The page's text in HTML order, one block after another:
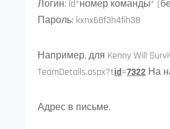
Логин: id*номер команды*
Пароль: kxnx68f3h4fih38
Например, для Kenny Will
TeamDetails.aspx?tid=7322 На
Адрес в письме.